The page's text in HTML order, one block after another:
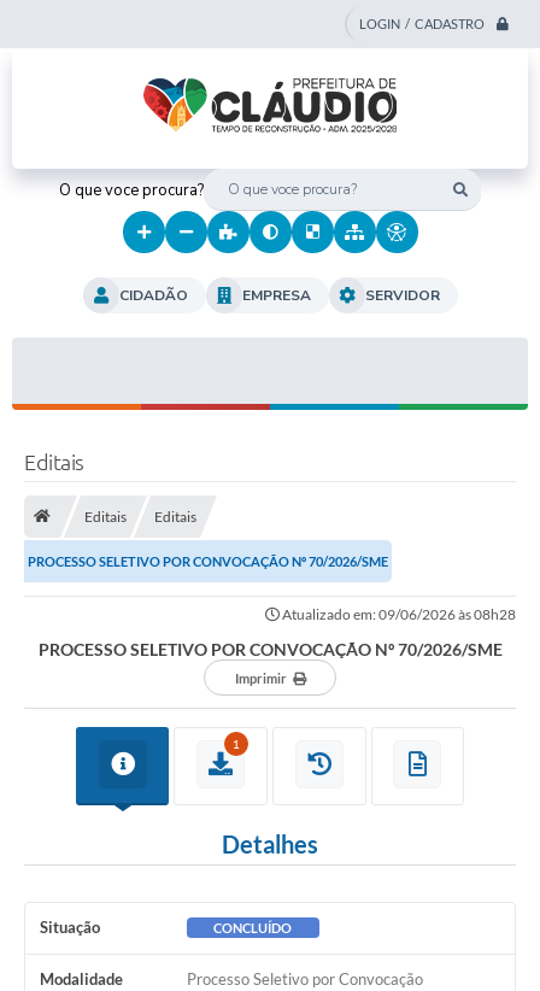
LOGIN / CADASTRO
O que voce procura?
CIDADÃO EMPRESA SERVIDOR
Editais
Editais Editais
PROCESSO SELETIVO POR CONVOCAÇÃO Nº 70/2026/SME
Atualizado em: 09/06/2026 às 08h28
PROCESSO SELETIVO POR CONVOCAÇÃO Nº 70/2026/SME
Imprimir
1
Detalhes
Situação CONCLUÍDO
Modalidade Processo Seletivo por Convocação